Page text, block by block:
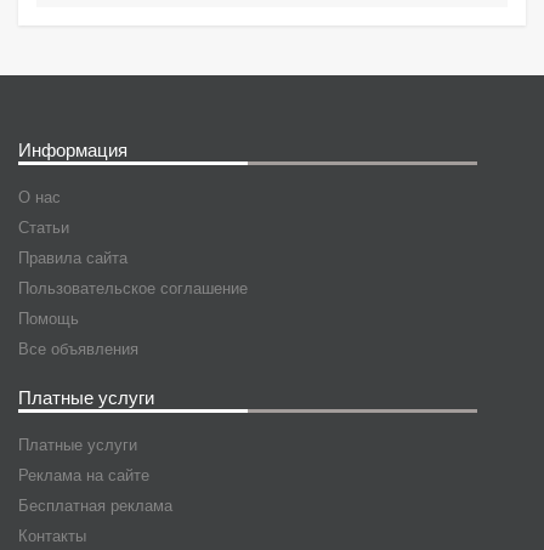
Информация
О нас
Статьи
Правила сайта
Пользовательское соглашение
Помощь
Все объявления
Платные услуги
Платные услуги
Реклама на сайте
Бесплатная реклама
Контакты